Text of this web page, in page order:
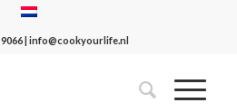
| info@cookyourlife.nl